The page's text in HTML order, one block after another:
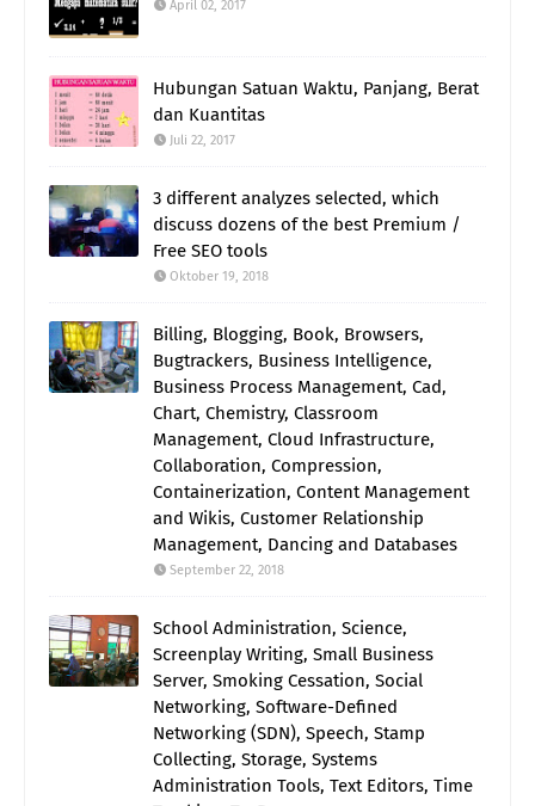
April 02, 2017
Hubungan Satuan Waktu, Panjang, Berat
dan Kuantitas
Juli 22, 2017
3 different analyzes selected, which
discuss dozens of the best Premium /
Free SEO tools
Oktober 19, 2018
Billing, Blogging, Book, Browsers,
Bugtrackers, Business Intelligence,
Business Process Management, Cad,
Chart, Chemistry, Classroom
Management, Cloud Infrastructure,
Collaboration, Compression,
Containerization, Content Management
and Wikis, Customer Relationship
Management, Dancing and Databases
September 22, 2018
School Administration, Science,
Screenplay Writing, Small Business
Server, Smoking Cessation, Social
Networking, Software-Defined
Networking (SDN), Speech, Stamp
Collecting, Storage, Systems
Administration Tools, Text Editors, Time